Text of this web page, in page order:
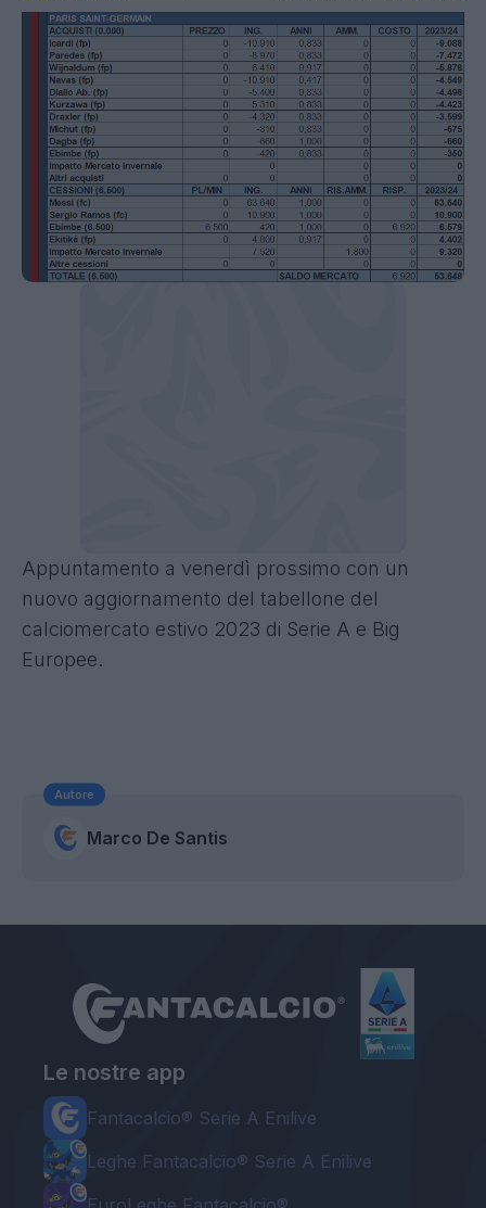
Appuntamento a venerdì prossimo con un
nuovo aggiornamento del tabellone del
calciomercato estivo 2023 di Serie A e Big
Europee.
Autore
Marco De Santis
Le nostre app
Fantacalcio® Serie A Enilive
Leghe Fantacalcio® Serie A Enilive